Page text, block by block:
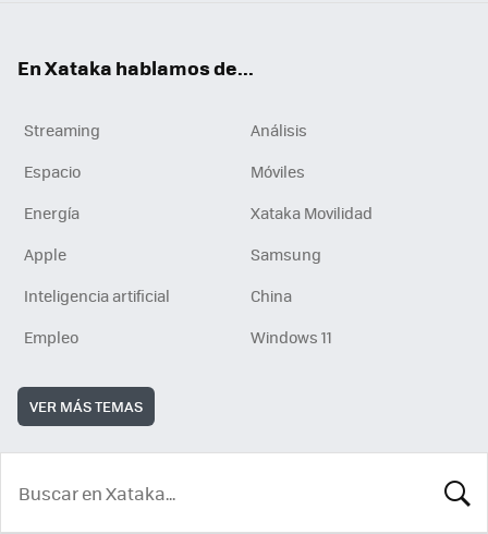
En Xataka hablamos de...
Streaming
Análisis
Espacio
Móviles
Energía
Xataka Movilidad
Apple
Samsung
Inteligencia artificial
China
Empleo
Windows 11
VER MÁS TEMAS